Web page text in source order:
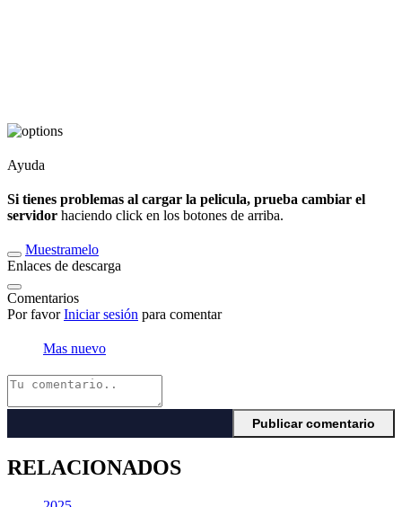
Ayuda
Si tienes problemas al cargar la pelicula, prueba cambiar el
servidor haciendo click en los botones de arriba.
Muestramelo
Enlaces de descarga
Comentarios
Por favorIniciar sesión para comentar
Mas nuevo
RELACIONADOS